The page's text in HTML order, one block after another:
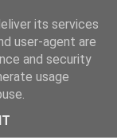
Itália
its services
user-agent are
and security
usage